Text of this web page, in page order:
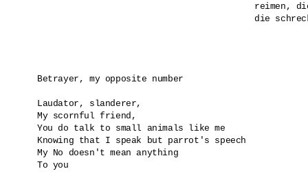
reimen,
die
Betrayer, my opposite number
Laudator, slanderer,
My scornful friend,
You do talk to small animals like me
Knowing that I speak but parrot's speech
My No doesn't mean anything
To you